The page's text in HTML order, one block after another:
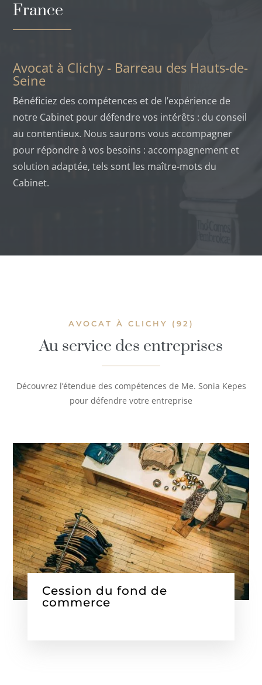
France
Avocat à Clichy - Barreau des Hauts-de-
Seine
Bénéficiez des compétences et de l’expérience de
notre Cabinet pour défendre vos intérêts : du conseil
au contentieux. Nous saurons vous accompagner
pour répondre à vos besoins : accompagnement et
solution adaptée, tels sont les maître-mots du
Cabinet.
AVOCAT À CLICHY (92)
Au service des entreprises
Découvrez l’étendue des compétences de Me. Sonia Kepes
pour défendre votre entreprise
Cession du fond de
commerce